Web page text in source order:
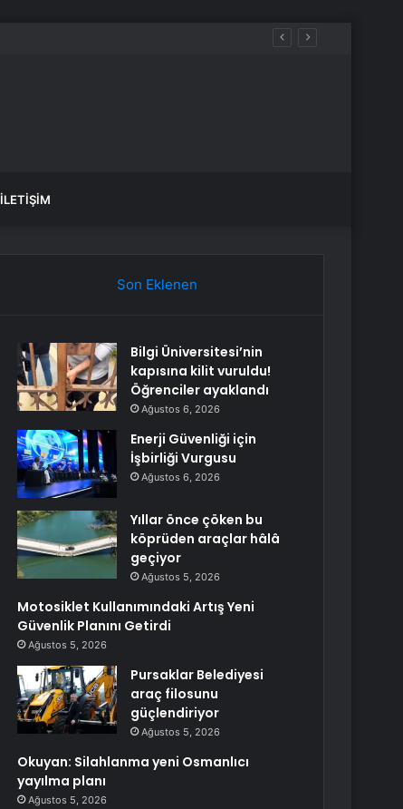
İLETIŞIM
Son Eklenen
Bilgi Üniversitesi’nin
kapısına kilit vuruldu!
Öğrenciler ayaklandı
Ağustos 6, 2026
Enerji Güvenliği için
İşbirliği Vurgusu
Ağustos 6, 2026
Yıllar önce çöken bu
köprüden araçlar hâlâ
geçiyor
Ağustos 5, 2026
Motosiklet Kullanımındaki Artış Yeni
Güvenlik Planını Getirdi
Ağustos 5, 2026
Pursaklar Belediyesi
araç filosunu
güçlendiriyor
Ağustos 5, 2026
Okuyan: Silahlanma yeni Osmanlıcı
yayılma planı
Ağustos 5, 2026